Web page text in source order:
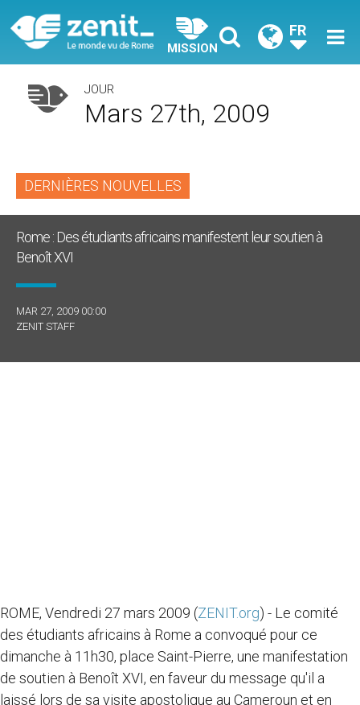
MISSION
FR
JOUR
Mars 27th, 2009
DERNIÈRES NOUVELLES
Rome : Des étudiants africains manifestent leur soutien à
Benoît XVI
MAR 27, 2009 00:00
ZENIT STAFF
ROME, Vendredi 27 mars 2009 (ZENIT.org) - Le comité
des étudiants africains à Rome a convoqué pour ce
dimanche à 11h30, place Saint-Pierre, une manifestation
de soutien à Benoît XVI, en faveur du message qu'il a
laissé lors de sa visite apostolique au Cameroun et en